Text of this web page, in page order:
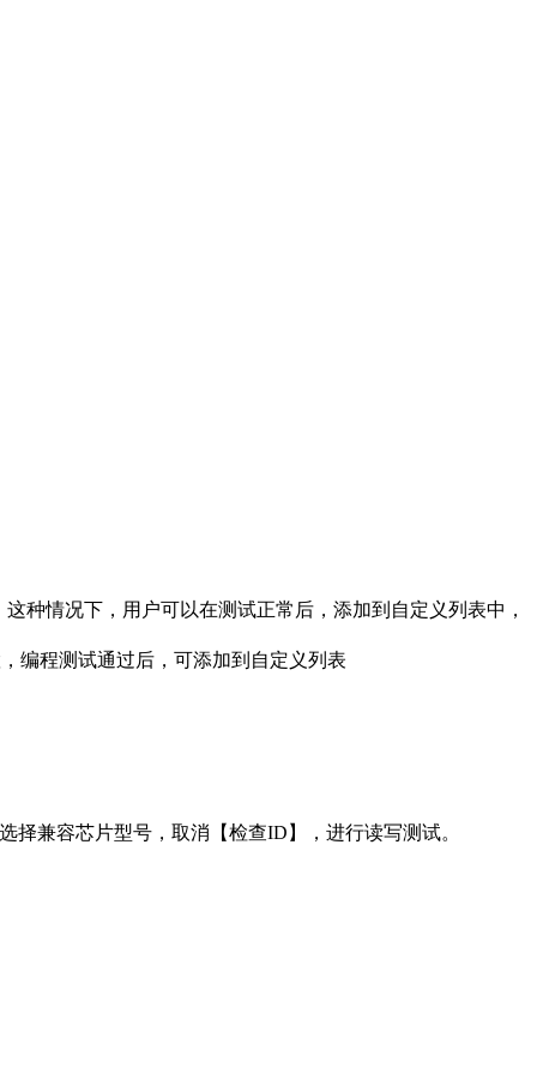
种情况下，用户可以在测试正常后，添加到自定义列表中，
编程测试通过后，可添加到自定义列表
兼容芯片型号，取消【检查ID】，进行读写测试。